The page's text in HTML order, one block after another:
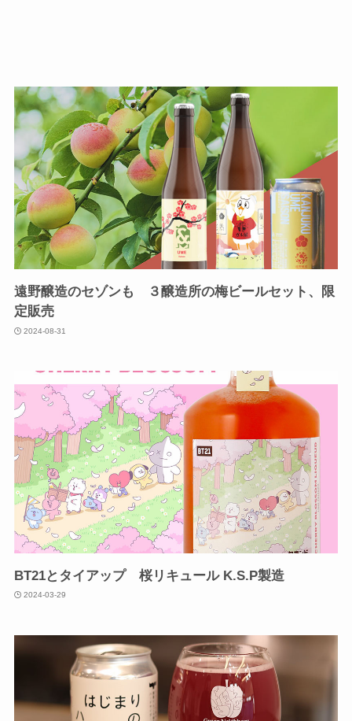
遠野醸造のセゾンも ３醸造所の梅ビールセット、限
定販売
2024-08-31
BT21とタイアップ 桜リキュール K.S.P製造
2024-03-29